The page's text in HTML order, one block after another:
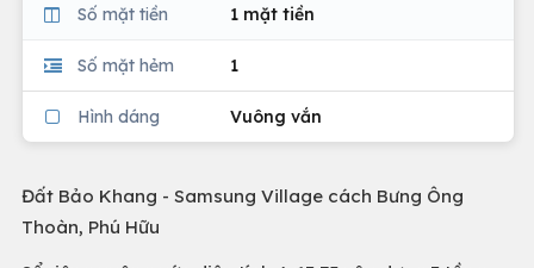
Số mặt tiền 1 mặt tiền
Số mặt hẻm 1
Hình dáng Vuông vắn
Đất Bảo Khang - Samsung Village cách Bưng Ông
Thoàn, Phú Hữu